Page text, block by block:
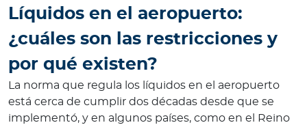
Líquidos en el aeropuerto:
¿cuáles son las restricciones y
por qué existen?
La norma que regula los líquidos en el aeropuerto
está cerca de cumplir dos décadas desde que se
implementó, y en algunos países, como en el Reino